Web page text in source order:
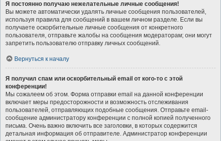
Я постоянно получаю нежелательные личные сообщения!
Вы можете автоматически удалять личные сообщения пользователей,
используя правила для сообщений в вашем личном разделе. Если вы
получаете оскорбительные личные сообщения от конкретного
пользователя, отправьте жалобы на сообщения модераторам; они могут
запретить пользователю отправку личных сообщений.
Вернуться к началу
Я получил спам или оскорбительный email от кого-то с этой
конференции!
Мы сожалеем об этом. Форма отправки email на данной конференции
включает меры предосторожности и возможность отслеживания
пользователей, отправляющих подобные сообщения. Отправьте email-
сообщение администратору конференции с полной копией полученного
письма. Очень важно включить все заголовки, в которых содержится
детальная информация об отправителе. Администратор конференции